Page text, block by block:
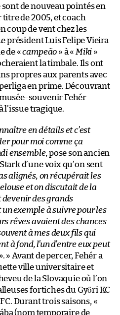
de nouveau pointés en
de 2005, et coach
coup de vent chez les
président Luis Felipe Vieira
de «campeão » à « Miki »
la timbale. Ils ont
propres aux parents avec
en prime. Découvrant
souvenir Fehér
l’issue tragique.
en détails et c’est
pour moi comme ça
ensemble, pose son ancien
d’une voix qu’on sent
alignés, on récupérait les
et on discutait de la
des grands
exemple à suivre pour les
rêves avaient des chances
à mes deux fils qui
à fond, l’un d’entre eux peut
. » Avant de percer, Fehér a
ville universitaire et
de la Slovaquie où l’on
fortiches du Győri KC
Durant trois saisons, «
(nom temporaire de